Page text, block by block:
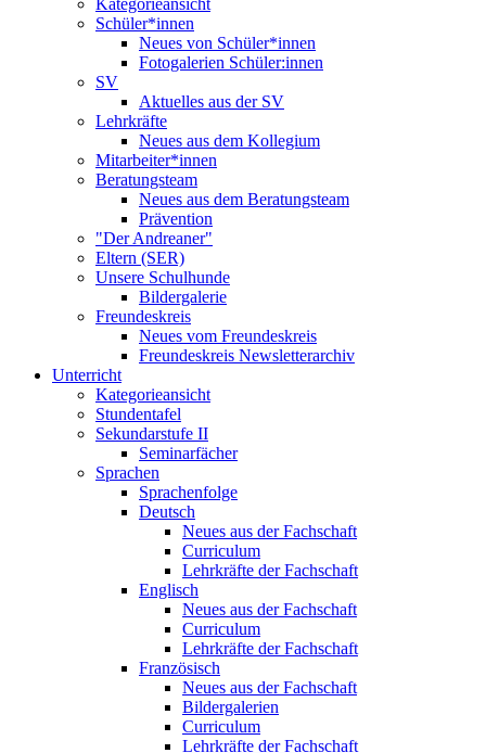
Schüler*innen
Neues von Schüler*innen
Fotogalerien Schüler:innen
SV
Aktuelles aus der SV
Lehrkräfte
Neues aus dem Kollegium
Mitarbeiter*innen
Beratungsteam
Neues aus dem Beratungsteam
Prävention
"Der Andreaner"
Eltern (SER)
Unsere Schulhunde
Bildergalerie
Freundeskreis
Neues vom Freundeskreis
Freundeskreis Newsletterarchiv
Unterricht
Kategorieansicht
Stundentafel
Sekundarstufe II
Seminarfächer
Sprachen
Sprachenfolge
Deutsch
Neues aus der Fachschaft
Curriculum
Lehrkräfte der Fachschaft
Englisch
Neues aus der Fachschaft
Curriculum
Lehrkräfte der Fachschaft
Französisch
Neues aus der Fachschaft
Bildergalerien
Curriculum
Lehrkräfte der Fachschaft